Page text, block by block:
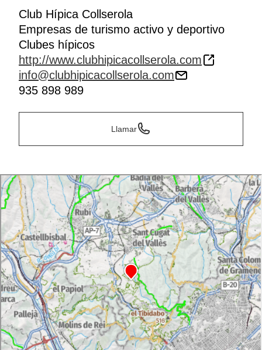
Club Hípica Collserola
Empresas de turismo activo y deportivo
Clubes hípicos
http://www.clubhipicacollserola.com
info@clubhipicacollserola.com
935 898 989
Llamar